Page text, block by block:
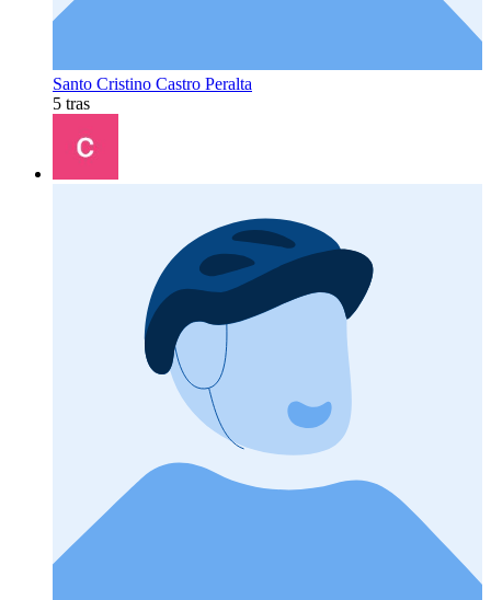
Santo Cristino Castro Peralta
5 tras